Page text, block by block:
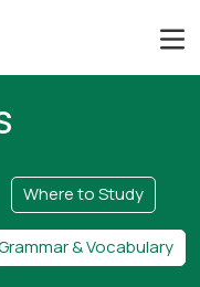
Where to Study
& Vocabulary